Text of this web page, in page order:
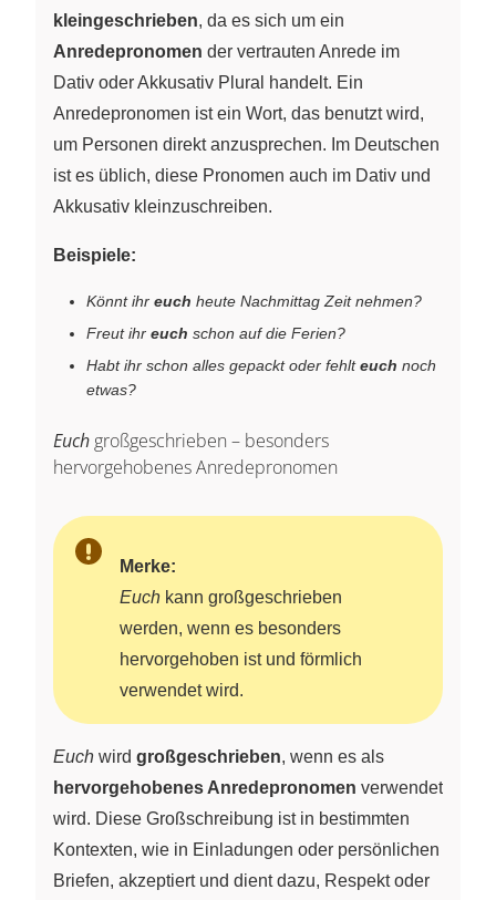
kleingeschrieben, da es sich um ein
Anredepronomen der vertrauten Anrede im
Dativ oder Akkusativ Plural handelt. Ein
Anredepronomen ist ein Wort, das benutzt wird,
um Personen direkt anzusprechen. Im Deutschen
ist es üblich, diese Pronomen auch im Dativ und
Akkusativ kleinzuschreiben.
Beispiele:
Könnt ihr euch heute Nachmittag Zeit nehmen?
Freut ihr euch schon auf die Ferien?
Habt ihr schon alles gepackt oder fehlteuch noch
etwas?
Euch großgeschrieben – besonders
hervorgehobenes Anredepronomen
Merke:
Euch kann großgeschrieben
werden, wenn es besonders
hervorgehoben ist und förmlich
verwendet wird.
Euch wird großgeschrieben, wenn es als
hervorgehobenes Anredepronomen verwendet
wird. Diese Großschreibung ist in bestimmten
Kontexten, wie in Einladungen oder persönlichen
Briefen, akzeptiert und dient dazu, Respekt oder